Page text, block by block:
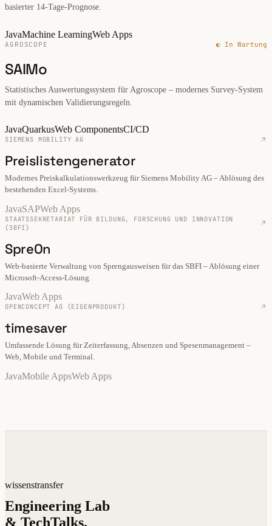
basierter 14-Tage-Prognose.
JavaMachine LearningWeb Apps
AGROSCOPE ◐ In Wartung
SAIMo
Statistisches Auswertungssystem für Agroscope – modernes Survey-System
mit dynamischen Validierungsregeln.
JavaQuarkusWeb ComponentsCI/CD
SIEMENS MOBILITY AG
Preislistengenerator
Modernes Preiskalkulationswerkzeug für Siemens Mobility AG – Ablösung des
bestehenden Excel-Systems.
JavaSAPWeb Apps
STAATSSEKRETARIAT FÜR BILDUNG, FORSCHUNG UND INNOVATION
(SBFI)
SpreOn
Web-basierte Verwaltung von Sprengausweisen für das SBFI – Ablösung einer
Microsoft-Access-Lösung.
JavaWeb Apps
OPENCONCEPT AG (EIGENPRODUKT)
timesaver
Umfassende Lösung für Zeiterfassung, Absenzen und Spesenmanagement –
Web, Mobile und Terminal.
JavaMobile AppsWeb Apps
wissenstransfer
Engineering Lab
& TechTalks.